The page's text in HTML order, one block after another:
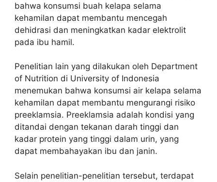
bahwa konsumsi buah kelapa selama
kehamilan dapat membantu mencegah
dehidrasi dan meningkatkan kadar elektrolit
pada ibu hamil.
Penelitian lain yang dilakukan oleh Department
of Nutrition di University of Indonesia
menemukan bahwa konsumsi air kelapa selama
kehamilan dapat membantu mengurangi risiko
preeklamsia. Preeklamsia adalah kondisi yang
ditandai dengan tekanan darah tinggi dan
kadar protein yang tinggi dalam urin, yang
dapat membahayakan ibu dan janin.
Selain penelitian-penelitian tersebut, terdapat